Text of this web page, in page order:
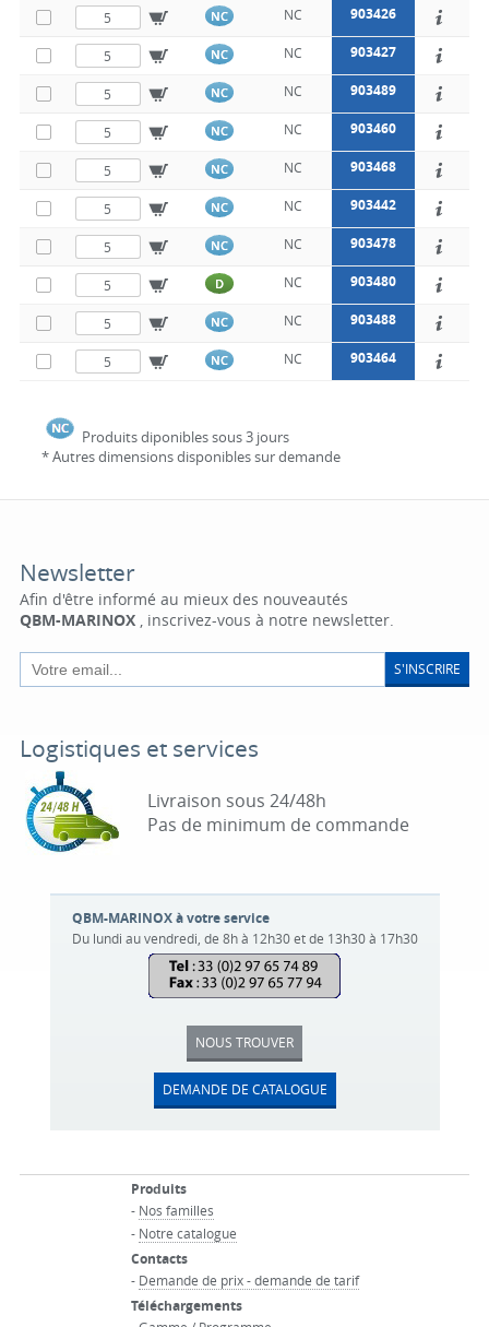
NC NC 903426
NC NC 903427
NC NC 903489
NC NC 903460
NC NC 903468
NC NC 903442
NC NC 903478
D NC 903480
NC NC 903488
NC NC 903464
Produits diponibles sous 3 jours
* Autres dimensions disponibles sur demande
Newsletter
Afin d'être informé au mieux des nouveautés
QBM-MARINOX, inscrivez-vous à notre newsletter.
S'INSCRIRE
Logistiques et services
Livraison sous 24/48h
Pas de minimum de commande
QBM-MARINOX à votre service
Du lundi au vendredi, de 8h à 12h30 et de 13h30 à 17h30
NOUS TROUVER
DEMANDE DE CATALOGUE
Produits
- Nos familles
- Notre catalogue
Contacts
- Demande de prix - demande de tarif
Téléchargements